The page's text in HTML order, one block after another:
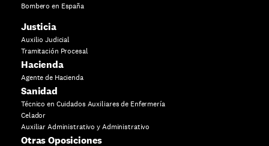
Bombero en España
Justicia
Auxilio Judicial
Tramitación Procesal
Hacienda
Agente de Hacienda
Sanidad
Técnico en Cuidados Auxiliares de Enfermería
Celador
Auxiliar Administrativo y Administrativo
Otras Oposiciones